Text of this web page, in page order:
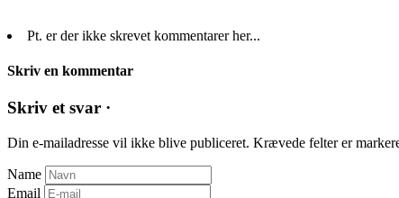
Pt. er der ikke skrevet kommentarer her...
Skriv en kommentar
Skriv et svar ·
Din e-mailadresse vil ikke blive publiceret. Krævede felter er
Name
Email